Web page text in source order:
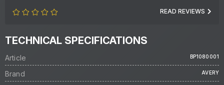
READ REVIEWS
TECHNICAL SPECIFICATIONS
Article BP1080001
Brand AVERY